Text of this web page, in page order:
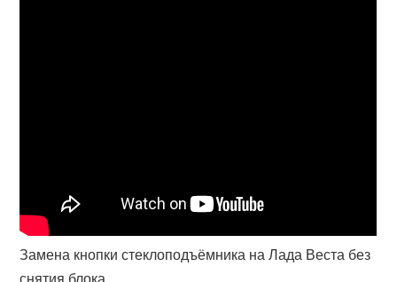
Замена кнопки стеклоподъёмника на Лада Веста без